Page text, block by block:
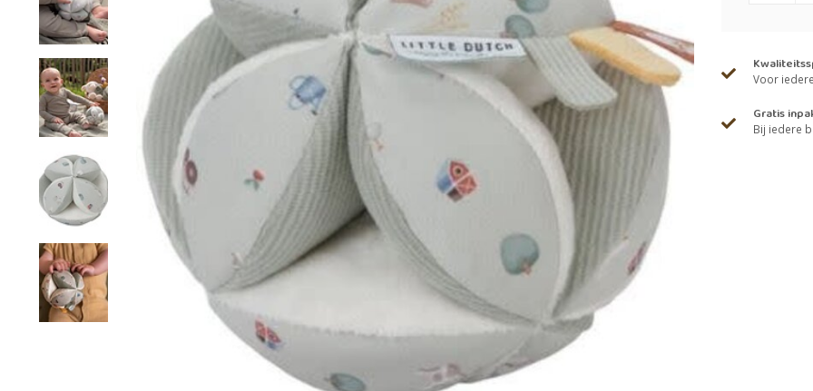
Voor
Gratis
Bij iedere